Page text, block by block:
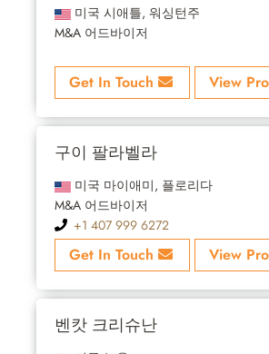
미국 시애틀, 워싱턴주
M&A 어드바이저
Get In Touch View
구이 팔라벨라
미국 마이애미, 플로리다
M&A 어드바이저
+1 407 999 6272
Get In Touch View
벤캇 크리슈난